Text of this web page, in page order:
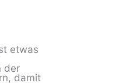
etwas
der
damit